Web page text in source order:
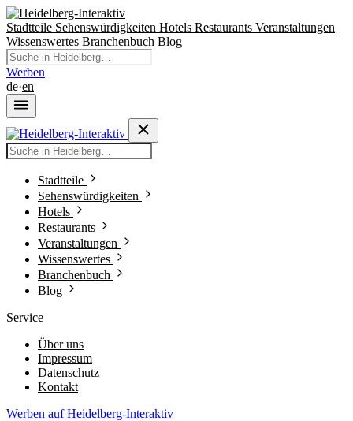
Stadtteile Sehenswürdigkeiten Hotels Restaurants Veranstaltungen
Wissenswertes Branchenbuch Blog
Werben
de·en
Stadtteile
Sehenswürdigkeiten
Hotels
Restaurants
Veranstaltungen
Wissenswertes
Branchenbuch
Blog
Service
Über uns
Impressum
Datenschutz
Kontakt
Werben auf Heidelberg-Interaktiv